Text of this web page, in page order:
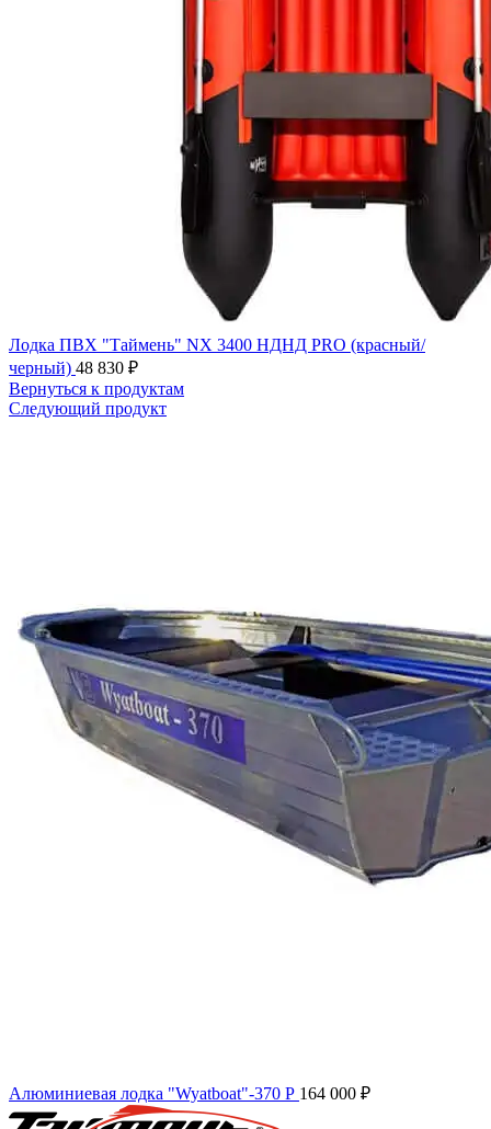
Лодка ПВХ "Таймень" NX 3400 НДНД PRO (красный/
черный) 48 830 ₽
Вернуться к продуктам
Следующий продукт
Алюминиевая лодка "Wyatboat"-370 Р 164 000 ₽